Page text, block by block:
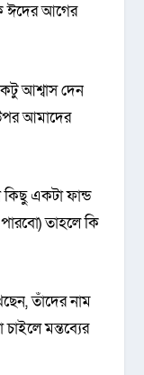
ঈদের আগের
আশ্বাস দেন
আমাদের
একটা ফান্ড
তাহলে কি
তাঁদের নাম
মন্তব্যের